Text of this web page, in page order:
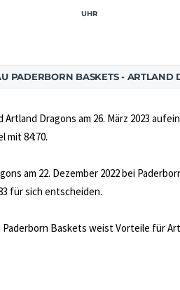
UHR
PADERBORN BASKETS - ARTLAND
Dragons am 26. März 2023
mit 84:70.
am 22. Dezember 2022 bei
für sich entscheiden.
Baskets weist Vorteile für